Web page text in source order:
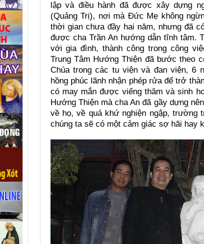
lập và điều hành đã được xây dựng
(Quảng Trị), nơi mà Đức Mẹ không
thời gian chưa đầy hai năm, nhưng đã
được cha Trần An hướng dẫn tĩnh tâm.
với gia đình, thành công trong công
Trung Tâm Hướng Thiện đã bước theo
Chúa trong các tu viện và đan viện, 6
hồng phúc lãnh nhận phép rửa để trở
có may mắn được viếng thăm và sinh
Hướng Thiện mà cha An đã gầy dựng
về họ, về quá khứ nghiện ngập, trường
chúng ta sẽ có một cảm giác sợ hãi hay